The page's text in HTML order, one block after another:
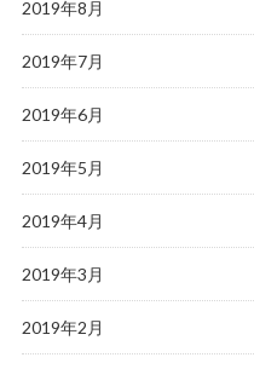
2019年8月
2019年7月
2019年6月
2019年5月
2019年4月
2019年3月
2019年2月